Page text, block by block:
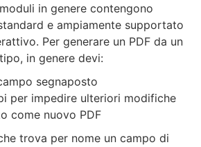
in genere contengono
e ampiamente supportato
Per generare un PDF da un
in genere devi:
segnaposto
per impedire ulteriori modifiche
come nuovo PDF
trova per nome un campo di